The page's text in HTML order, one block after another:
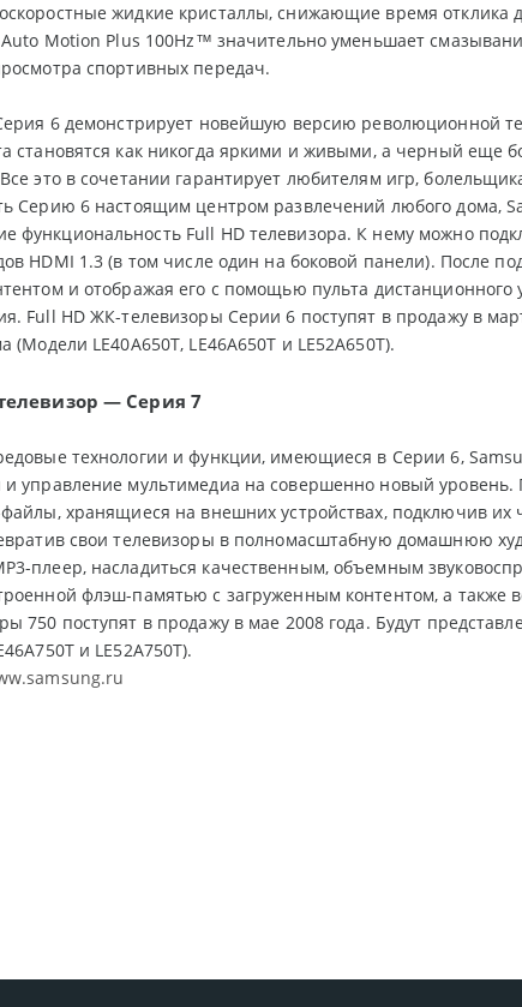
жидкие кристаллы, снижающие время отклика
Auto Motion Plus 100Hz™ значительно уменьшает
спортивных передач.
6 демонстрирует новейшую версию революционной
становятся как никогда яркими и живыми, а черный
это в сочетании гарантирует любителям игр,
Серию 6 настоящим центром развлечений любого дома,
функциональность Full HD телевизора. К нему можно
HDMI 1.3 (в том числе один на боковой панели). После
и отображая его с помощью пульта дистанционного
Full HD ЖК-телевизоры Серии 6 поступят в продажу в
(Модели LE40A650T, LE46A650T и LE52A650T).
— Серия 7
технологии и функции, имеющиеся в Серии 6,
и управление мультимедиа на совершенно новый уровень.
файлы, хранящиеся на внешних устройствах, подключив
свои телевизоры в полномасштабную домашнюю
плеер, насладиться качественным, объемным
флэш-памятью с загруженным контентом, а также
750 поступят в продажу в мае 2008 года. Будут
и LE52A750T).